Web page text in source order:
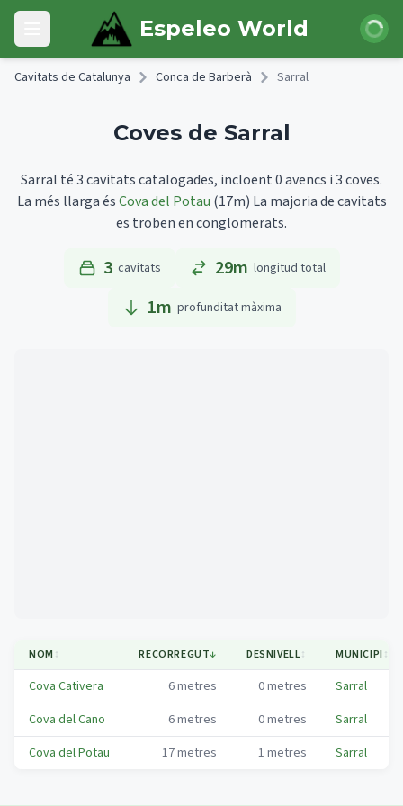
Skip to main content
Open main menu Espeleo World Iniciar
Cavitats de Catalunya Conca de Barberà Sarral
Coves de Sarral
Sarral té 3 cavitats catalogades, incloent 0 avencs i 3 coves.
La més llarga ésCova del Potau (17m) La majoria de cavitats
es troben en conglomerats.
3 cavitats 29m longitud total
1m profunditat màxima
NOM ↕ RECORREGUT↓ DESNIVELL↕ MUNICIPI↕
Cova Cativera 6metres 0metres
Sarral
Cova del Cano
6metres 0metres
Sarral
Cova del Potau
17metres 1 metres Sarral